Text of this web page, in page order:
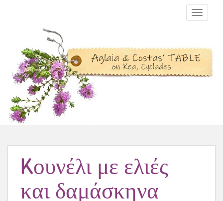
TOGGLE
Kουνέλι με ελιές
και δαμάσκηνα